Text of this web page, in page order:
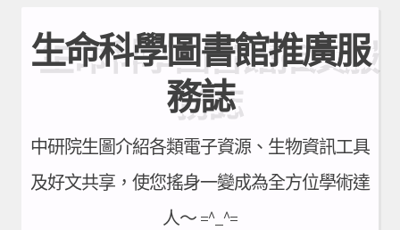
to
content
生命科學圖書館推廣服
務誌
中研院生圖介紹各類電子資源、生物資訊工具
及好文共享，使您搖身一變成為全方位學術達
人～ =^_^=